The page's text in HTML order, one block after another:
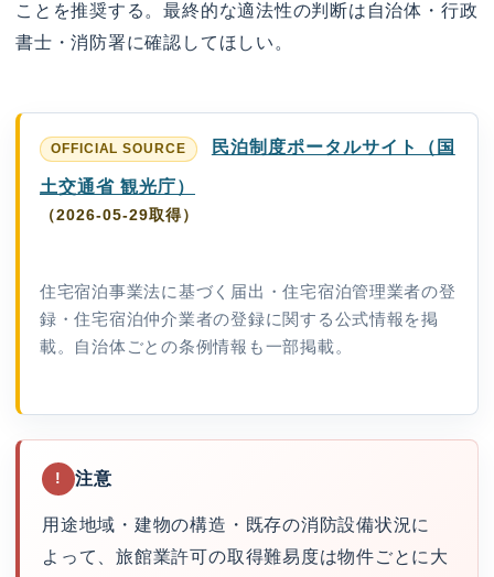
ことを推奨する。最終的な適法性の判断は自治体・行政
書士・消防署に確認してほしい。
民泊制度ポータルサイト（国
土交通省 観光庁）
（2026-05-29取得）
住宅宿泊事業法に基づく届出・住宅宿泊管理業者の登
録・住宅宿泊仲介業者の登録に関する公式情報を掲
載。自治体ごとの条例情報も一部掲載。
! 注意
用途地域・建物の構造・既存の消防設備状況に
よって、旅館業許可の取得難易度は物件ごとに大